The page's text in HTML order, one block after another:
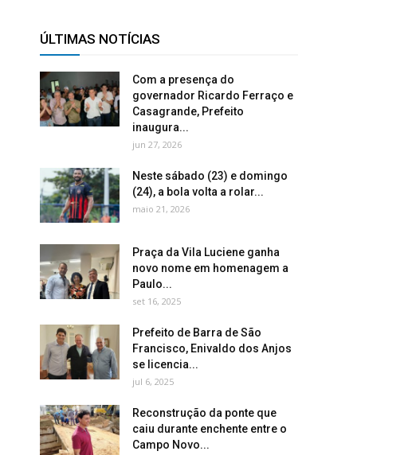
ÚLTIMAS NOTÍCIAS
Com a presença do
governador Ricardo Ferraço e
Casagrande, Prefeito
inaugura...
jun 27, 2026
Neste sábado (23) e domingo
(24), a bola volta a rolar...
maio 21, 2026
Praça da Vila Luciene ganha
novo nome em homenagem a
Paulo...
set 16, 2025
Prefeito de Barra de São
Francisco, Enivaldo dos Anjos
se licencia...
jul 6, 2025
Reconstrução da ponte que
caiu durante enchente entre o
Campo Novo...